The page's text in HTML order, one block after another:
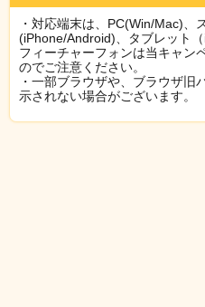
・対応端末は、PC(Win/Mac)、
(iPhone/Android)、タブレット（
フィーチャーフォンは当キャン
のでご注意ください。
・一部ブラウザや、ブラウザ旧
示されない場合がございます。